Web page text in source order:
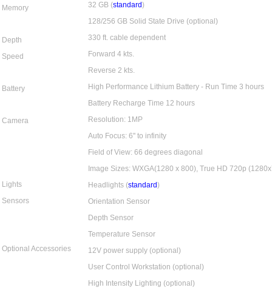
Memory
Depth
Speed
Battery
Camera
Lights
Sensors
Optional Accessories
32 GB (standard)
128/256 GB Solid State Drive (optional )
330 ft. cable dependent
Forward 4 kts.
Reverse 2 kts.
High Performance Lithium Battery - Run Time 3 hours
Battery Recharge Time 12 hours
Resolution: 1MP
Auto Focus: 6'' to infinity
Field of View: 66 degrees diagonal
Image Sizes: WXGA(1280 x 800), True HD 720p
Headlights (standard)
Orientation Sensor
Depth Sensor
Temperature Sensor
12V power supply (optional )
User Control Workstation (optional )
High Intensity Lighting (optional )